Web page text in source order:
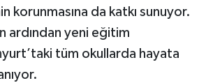
korunmasına da katkı sunuyor.
ardından yeni eğitim
tüm okullarda hayata